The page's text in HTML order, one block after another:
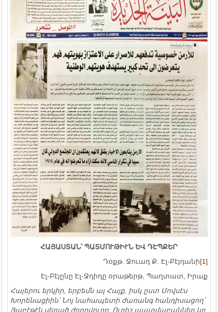
ՀԱՅԱՍՏԱՆ՝ ՊԱՏՄՈՒԹԻՒՆ ԵՎ ԴԷՊՔԵՐ
Դօքթ. Ջուադ Ք. Էլ-Բէյդանի[1]
Էլ-Բէյընը Էլ-Ջդիդը օրաթերթ, Պաղտատ, Իրաք
Հայերու երկիր, երբեմն ալ Հայք, իսկ ըստ Մովսէս
Խորենացիին՝ Նոյ նահապետի ժառանգ հանդիսացող՝
Յաբէթէն սերած ժողովուրդ: Ուրիշ պատմաբաններ կը